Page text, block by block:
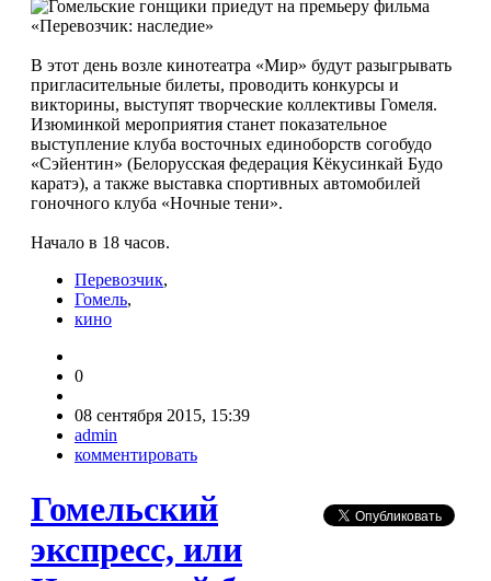
В этот день возле кинотеатра «Мир» будут разыгрывать
пригласительные билеты, проводить конкурсы и
викторины, выступят творческие коллективы Гомеля.
Изюминкой мероприятия станет показательное
выступление клуба восточных единоборств согобудо
«Сэйентин» (Белорусская федерация Кёкусинкай Будо
каратэ), а также выставка спортивных автомобилей
гоночного клуба «Ночные тени».
Начало в 18 часов.
Перевозчик,
Гомель,
кино
0
08 сентября 2015, 15:39
admin
комментировать
Гомельский
экспресс, или